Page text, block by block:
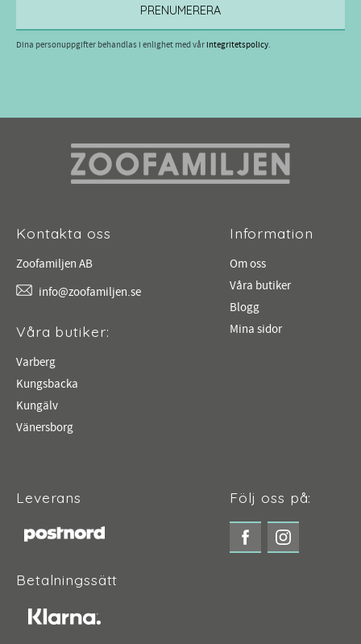
PRENUMERERA
Dina personuppgifter behandlas i enlighet med vårintegritetspolicy.
Kontakta oss
Zoofamiljen AB
info@zoofamiljen.se
Våra butiker:
Varberg
Kungsbacka
Kungälv
Vänersborg
Information
Om oss
Våra butiker
Blogg
Mina sidor
Leverans
Betalningssätt
Följ oss på: